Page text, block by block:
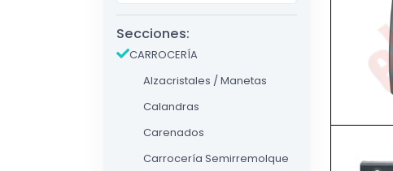
Secciones:
CARROCERÍA
Alzacristales / Manetas
Calandras
Carenados
Carrocería Semirremolque